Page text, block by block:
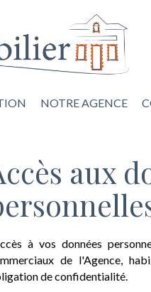
NOTRE AGENCE
aux
à vos données
de l'Agence,
de confidentialité.